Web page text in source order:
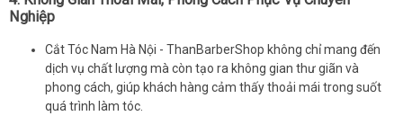
Nghiệp
Cắt Tóc Nam Hà Nội - ThanBarberShop không chỉ mang đến
dịch vụ chất lượng mà còn tạo ra không gian thư giãn và
phong cách, giúp khách hàng cảm thấy thoải mái trong suốt
quá trình làm tóc.